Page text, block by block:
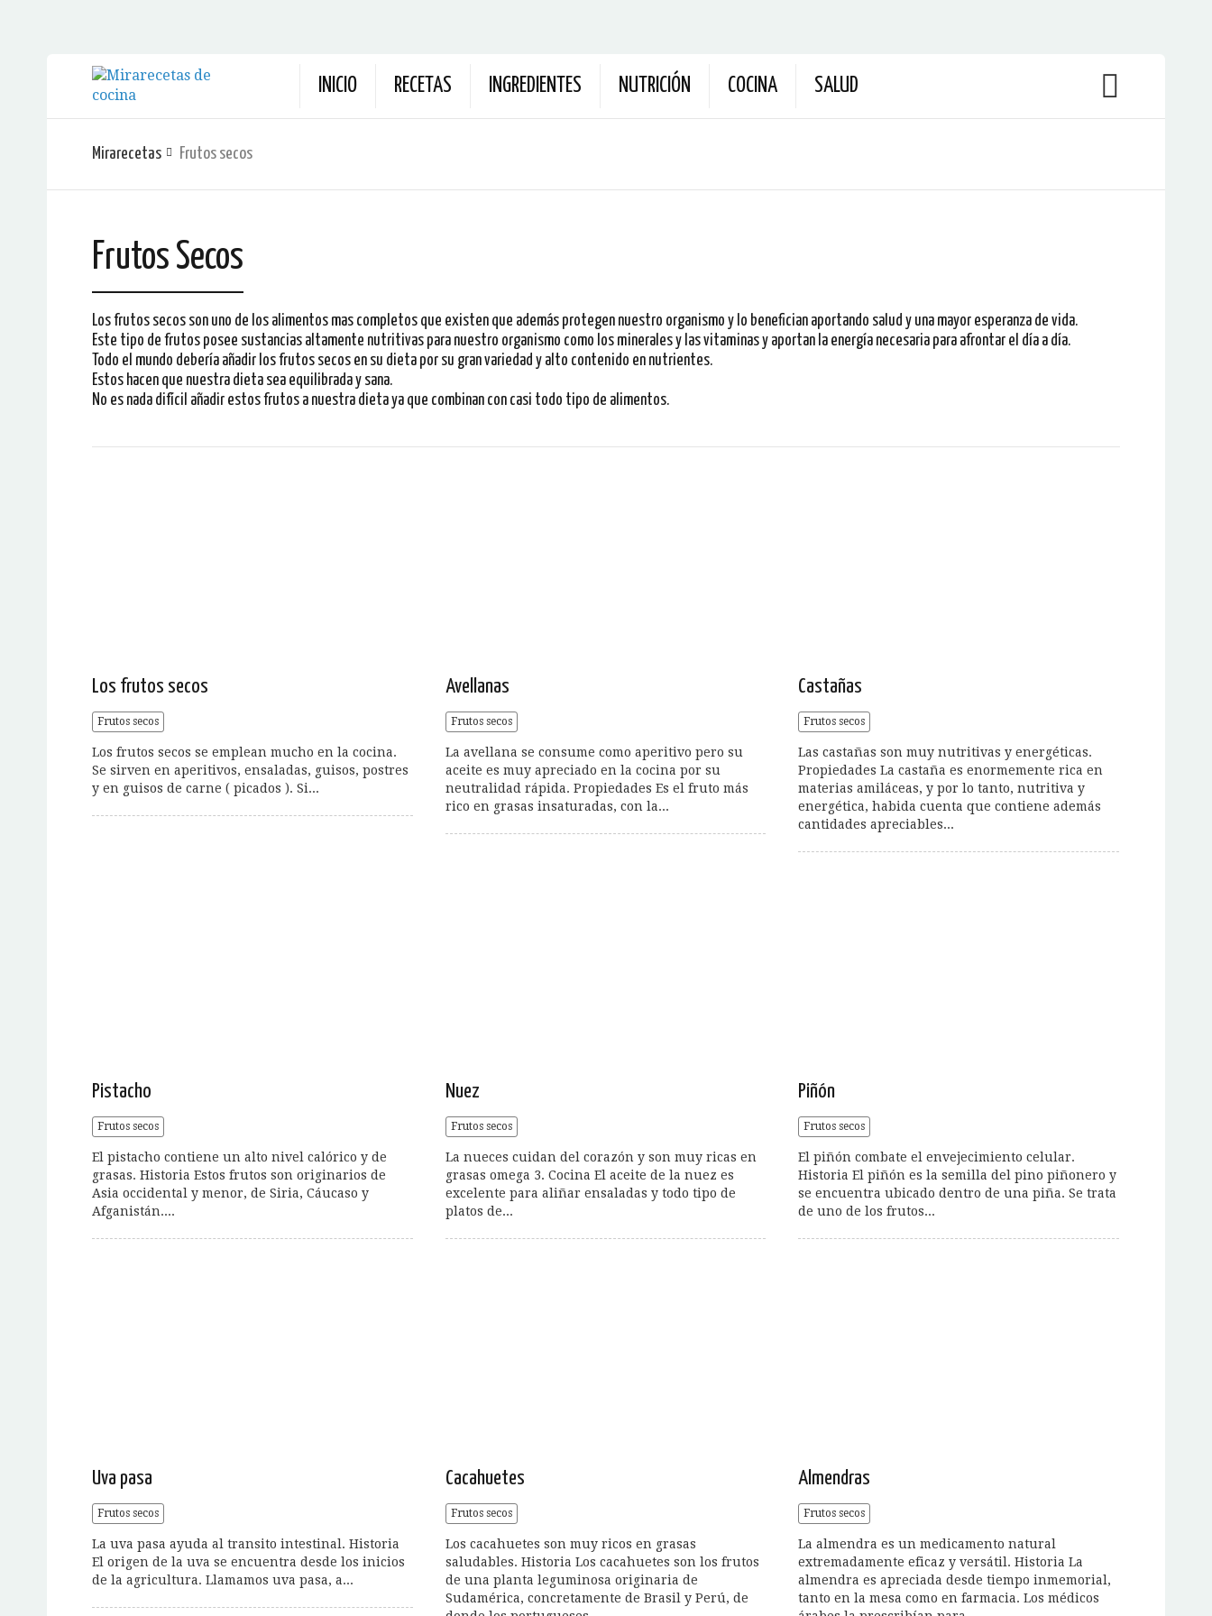
INICIO RECETAS INGREDIENTES NUTRICIÓN COCINA SALUD
Mirarecetas Frutos secos
Frutos Secos
Los frutos secos son uno de los alimentos mas completos que existen que además protegen nuestro organismo y lo benefician aportando salud y una mayor esperanza de vida.
Este tipo de frutos posee sustancias altamente nutritivas para nuestro organismo como los minerales y las vitaminas y aportan la energía necesaria para afrontar el día a día.
Todo el mundo debería añadir los frutos secos en su dieta por su gran variedad y alto contenido en nutrientes.
Estos hacen que nuestra dieta sea equilibrada y sana.
No es nada difícil añadir estos frutos a nuestra dieta ya que combinan con casi todo tipo de alimentos.
Los frutos secos
Frutos secos
Los frutos secos se emplean mucho en la cocina.
Se sirven en aperitivos, ensaladas, guisos, postres
y en guisos de carne ( picados ). Si...
Avellanas
Frutos secos
La avellana se consume como aperitivo pero su
aceite es muy apreciado en la cocina por su
neutralidad rápida. Propiedades Es el fruto más
rico en grasas insaturadas, con la...
Castañas
Frutos secos
Las castañas son muy nutritivas y energéticas.
Propiedades La castaña es enormemente rica en
materias amiláceas, y por lo tanto, nutritiva y
energética, habida cuenta que contiene además
cantidades apreciables...
Pistacho
Frutos secos
El pistacho contiene un alto nivel calórico y de
grasas. Historia Estos frutos son originarios de
Asia occidental y menor, de Siria, Cáucaso y
Afganistán....
Nuez
Frutos secos
La nueces cuidan del corazón y son muy ricas en
grasas omega 3. Cocina El aceite de la nuez es
excelente para aliñar ensaladas y todo tipo de
platos de...
Piñón
Frutos secos
El piñón combate el envejecimiento celular.
Historia El piñón es la semilla del pino piñonero y
se encuentra ubicado dentro de una piña. Se trata
de uno de los frutos...
Uva pasa
Frutos secos
La uva pasa ayuda al transito intestinal. Historia
El origen de la uva se encuentra desde los inicios
de la agricultura. Llamamos uva pasa, a...
Cacahuetes
Frutos secos
Los cacahuetes son muy ricos en grasas
saludables. Historia Los cacahuetes son los frutos
de una planta leguminosa originaria de
Sudamérica, concretamente de Brasil y Perú, de
Almendras
Frutos secos
La almendra es un medicamento natural
extremadamente eficaz y versátil. Historia La
almendra es apreciada desde tiempo inmemorial,
tanto en la mesa como en farmacia. Los médicos